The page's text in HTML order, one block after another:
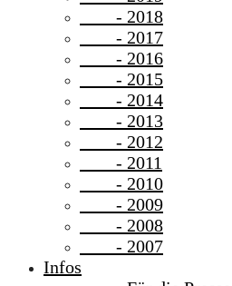
- 2018
- 2017
- 2016
- 2015
- 2014
- 2013
- 2012
- 2011
- 2010
- 2009
- 2008
- 2007
Infos